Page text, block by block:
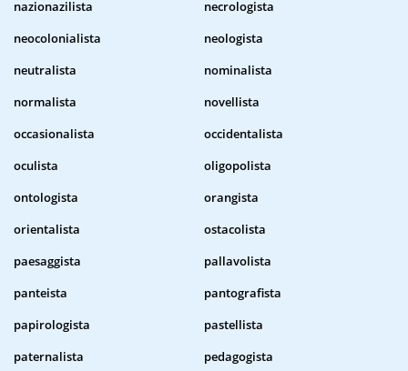
nazionazilista
necrologista
neocolonialista
neologista
neutralista
nominalista
normalista
novellista
occasionalista
occidentalista
oculista
oligopolista
ontologista
orangista
orientalista
ostacolista
paesaggista
pallavolista
panteista
pantografista
papirologista
pastellista
paternalista
pedagogista